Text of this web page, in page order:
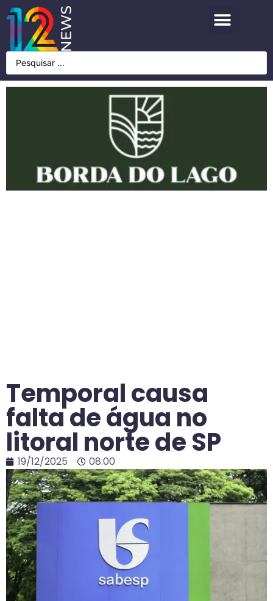
Temporal causa
falta de água no
litoral norte de SP
19/12/2025 08:00